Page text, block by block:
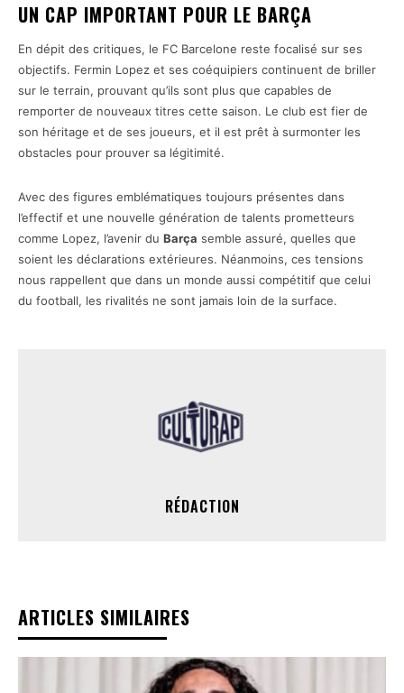
UN CAP IMPORTANT POUR LE BARÇA
En dépit des critiques, le FC Barcelone reste focalisé sur ses
objectifs. Fermin Lopez et ses coéquipiers continuent de briller
sur le terrain, prouvant qu’ils sont plus que capables de
remporter de nouveaux titres cette saison. Le club est fier de
son héritage et de ses joueurs, et il est prêt à surmonter les
obstacles pour prouver sa légitimité.
Avec des figures emblématiques toujours présentes dans
l’effectif et une nouvelle génération de talents prometteurs
comme Lopez, l’avenir du Barça semble assuré, quelles que
soient les déclarations extérieures. Néanmoins, ces tensions
nous rappellent que dans un monde aussi compétitif que celui
du football, les rivalités ne sont jamais loin de la surface.
RÉDACTION
ARTICLES SIMILAIRES